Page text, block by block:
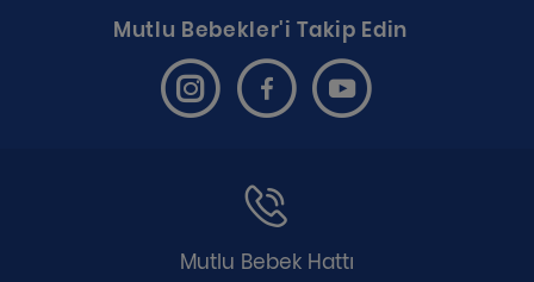
Mutlu Bebekler'i Takip Edin
Mutlu Bebek Hattı